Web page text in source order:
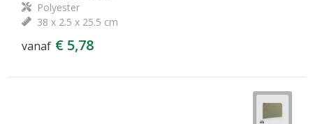
Polyester
38 x 2.5 x 25.5 cm
vanaf € 5,78